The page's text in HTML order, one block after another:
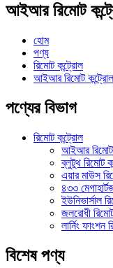
আইআর রিমোট
হোম
পণ্য
রিমোট কন্ট্রোল
আইআর রিমোট কন্ট্রোল
পণ্যের বিভাগ
রিমোট কন্ট্রোল
আইআর রিমোট
ব্লুটুথ রিমোট
এয়ার মাউস
৪৩৩
ইউনিভার্সাল
জলরোধী
লার্নিং ফাংশন
বিশেষ পণ্য